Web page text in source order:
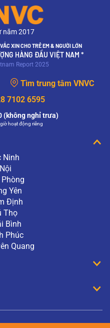
năm 2017
XIN CHO TRẺ EM & NGƯỜI LỚN
HÀNG ĐẦU VIỆT NAM *
Report 2025
Tìm trung tâm VNVC
7102 6595
(không nghỉ trưa)
hoạt động riêng
Ninh
Yên
Định
Thọ
Bình
Phúc
Quang